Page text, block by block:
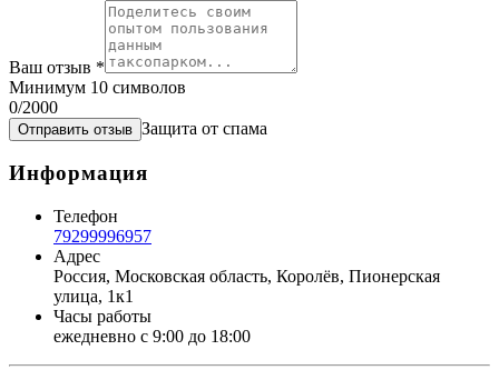
Ваш отзыв *
Минимум 10 символов
0/2000
Отправить отзыв Защита от спама
Информация
Телефон
79299996957
Адрес
Россия, Московская область, Королёв, Пионерская
улица, 1к1
Часы работы
ежедневно с 9:00 до 18:00